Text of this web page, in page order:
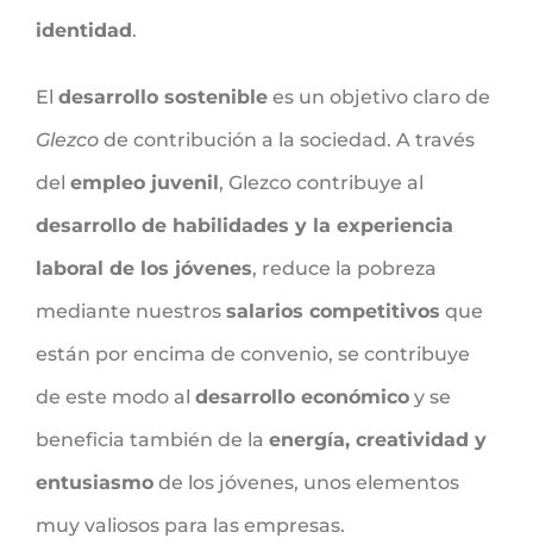
identidad.
El desarrollo sostenible es un objetivo claro de
Glezco de contribución a la sociedad. A través
del empleo juvenil, Glezco contribuye al
desarrollo de habilidades y la experiencia
laboral de los jóvenes, reduce la pobreza
mediante nuestros salarios competitivos que
están por encima de convenio, se contribuye
de este modo al desarrollo económico y se
beneficia también de la energía, creatividad y
entusiasmo de los jóvenes, unos elementos
muy valiosos para las empresas.